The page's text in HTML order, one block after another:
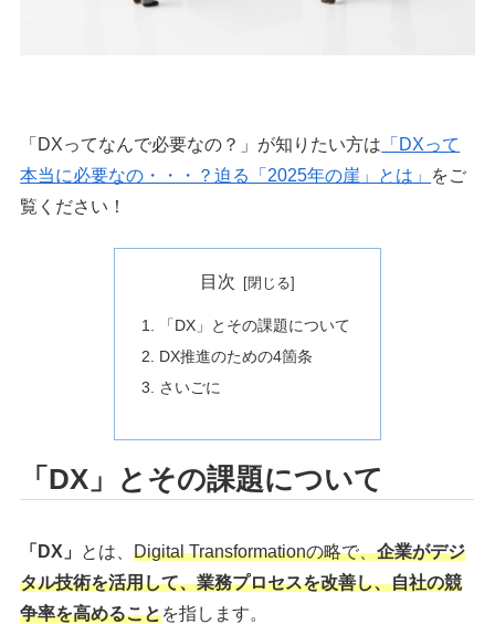
「DXってなんで必要なの？」が知りたい方は 「DXって
本当に必要なの・・・？迫る「2025年の崖」とは」
をご
覧ください！
目次
「DX」とその課題について
DX推進のための4箇条
さいごに
「DX」とその課題について
「DX」 とは、Digital Transformationの略で、企業がデジ
タル技術を活用して、業務プロセスを改善し、自社の競
争率を高めることを指します。